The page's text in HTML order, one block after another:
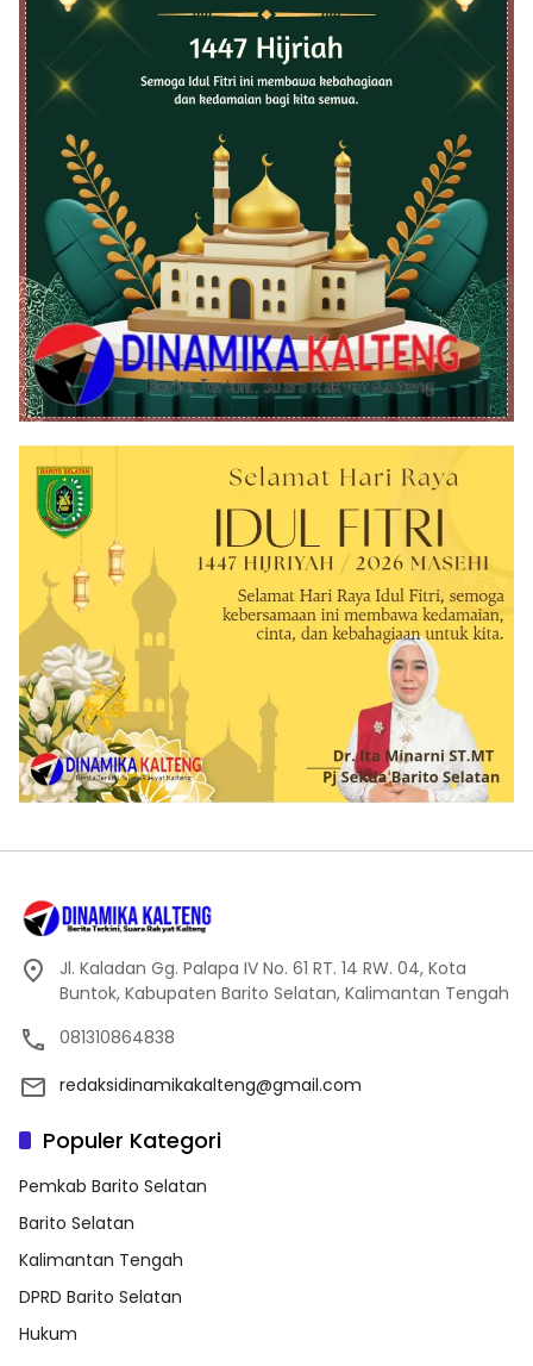
Jl. Kaladan Gg. Palapa IV No. 61 RT. 14 RW. 04, Kota
Buntok, Kabupaten Barito Selatan, Kalimantan Tengah
081310864838
redaksidinamikakalteng@gmail.com
Populer Kategori
Pemkab Barito Selatan
Barito Selatan
Kalimantan Tengah
DPRD Barito Selatan
Hukum